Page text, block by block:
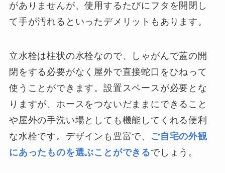
がありませんが、使用するたびにフタを開閉し
て手が汚れるといったデメリットもあります。
立水栓は柱状の水栓なので、しゃがんで蓋の開
閉をする必要がなく屋外で直接蛇口をひねって
使うことができます。設置スペースが必要とな
りますが、ホースをつないだままにできること
や屋外の手洗い場としても機能してくれる便利
な水栓です。デザインも豊富で、 ご自宅の外観
にあったものを選ぶことができるでしょう。